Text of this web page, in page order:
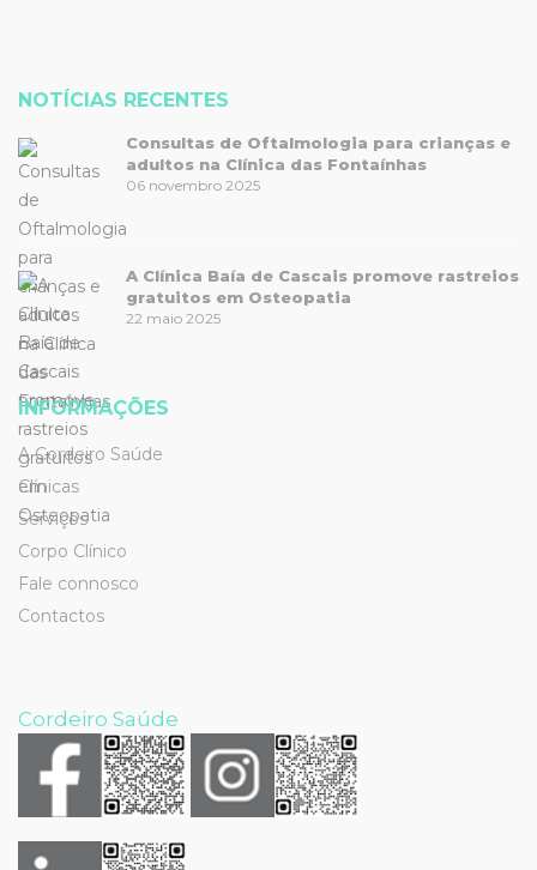
NOTÍCIAS RECENTES
Consultas de Oftalmologia para crianças e
adultos na Clínica das Fontaínhas
06 novembro 2025
A Clínica Baía de Cascais promove rastreios
gratuitos em Osteopatia
22 maio 2025
INFORMAÇÕES
A Cordeiro Saúde
Clínicas
Serviços
Corpo Clínico
Fale connosco
Contactos
Cordeiro Saúde